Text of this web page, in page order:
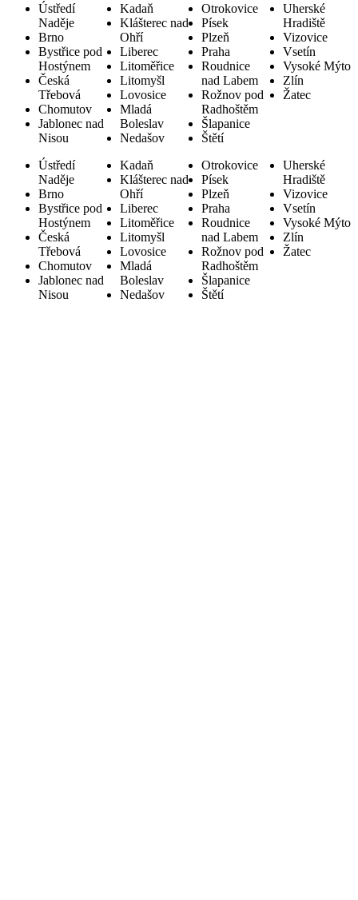
Ústředí
Naděje
Brno
Bystřice pod
Hostýnem
Česká
Třebová
Chomutov
Jablonec nad
Nisou
Kadaň
Klášterec nad
Ohří
Liberec
Litoměřice
Litomyšl
Lovosice
Mladá
Boleslav
Nedašov
Otrokovice
Písek
Plzeň
Praha
Roudnice
nad Labem
Rožnov pod
Radhoštěm
Šlapanice
Štětí
Uherské
Hradiště
Vizovice
Vsetín
Vysoké Mýto
Zlín
Žatec
Ústředí
Naděje
Brno
Bystřice pod
Hostýnem
Česká
Třebová
Chomutov
Jablonec nad
Nisou
Kadaň
Klášterec nad
Ohří
Liberec
Litoměřice
Litomyšl
Lovosice
Mladá
Boleslav
Nedašov
Otrokovice
Písek
Plzeň
Praha
Roudnice
nad Labem
Rožnov pod
Radhoštěm
Šlapanice
Štětí
Uherské
Hradiště
Vizovice
Vsetín
Vysoké Mýto
Zlín
Žatec